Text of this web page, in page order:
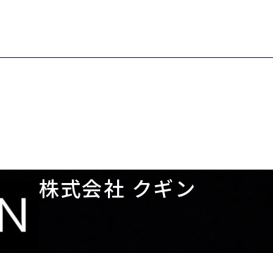
株式会社 クギン